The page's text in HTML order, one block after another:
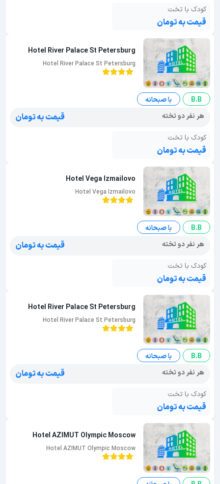
کودک با تخت
قیمت به تومان
Hotel River Palace St Petersburg
Hotel River Palace St Petersburg
B.B
با صبحانه
هر نفر دو تخته
قیمت به تومان
کودک با تخت
قیمت به تومان
Hotel Vega Izmailovo
Hotel Vega Izmailovo
B.B
با صبحانه
هر نفر دو تخته
قیمت به تومان
کودک با تخت
قیمت به تومان
Hotel River Palace St Petersburg
Hotel River Palace St Petersburg
B.B
با صبحانه
هر نفر دو تخته
قیمت به تومان
کودک با تخت
قیمت به تومان
Hotel AZIMUT Olympic Moscow
Hotel AZIMUT Olympic Moscow